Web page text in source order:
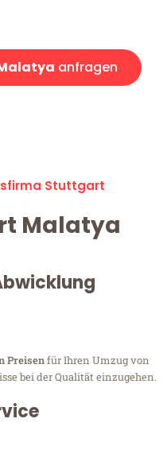
anfragen
Stuttgart
Malatya
Preisenfür Ihren Umzug von
bei der Qualität einzugehen.